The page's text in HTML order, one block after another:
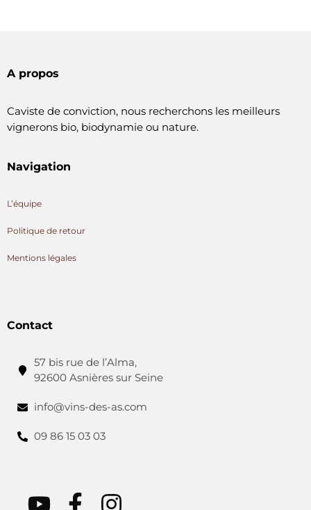
A propos
Caviste de conviction, nous recherchons les meilleurs
vignerons bio, biodynamie ou nature.
Navigation
L’équipe
Politique de retour
Mentions légales
Contact
57 bis rue de l’Alma,
92600 Asnières sur Seine
info@vins-des-as.com
09 86 15 03 03